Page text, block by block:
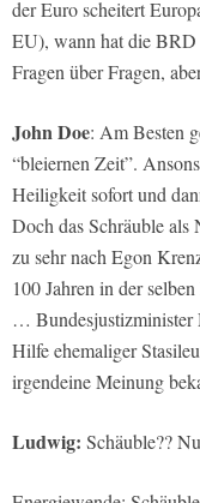
der Euro scheitert
EU), wann hat die
Fragen über Fragen,
John Doe: Am Besten
“bleiernen Zeit”.
Heiligkeit sofort und
Doch das Schräuble
zu sehr nach Egon
100 Jahren in der
… Bundesjustizminister
Hilfe ehemaliger
irgendeine Meinung
Ludwig: Schäuble??